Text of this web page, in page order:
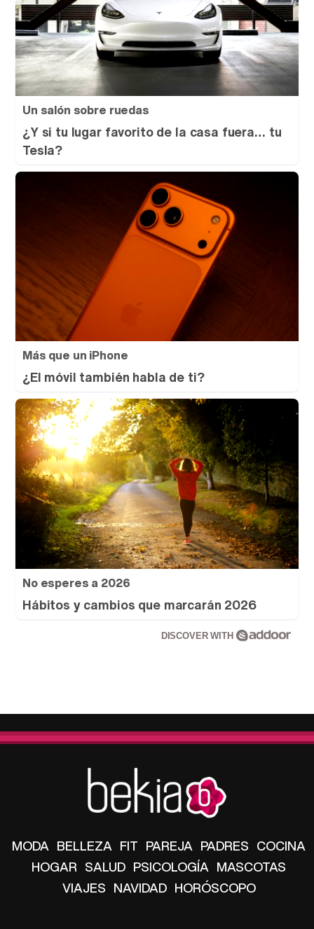
Un salón sobre ruedas
¿Y si tu lugar favorito de la casa fuera… tu
Tesla?
Más que un iPhone
¿El móvil también habla de ti?
No esperes a 2026
Hábitos y cambios que marcarán 2026
DISCOVER WITH
MODA BELLEZA FIT PAREJA PADRES COCINA
HOGAR SALUD PSICOLOGÍA MASCOTAS
VIAJES NAVIDAD HORÓSCOPO